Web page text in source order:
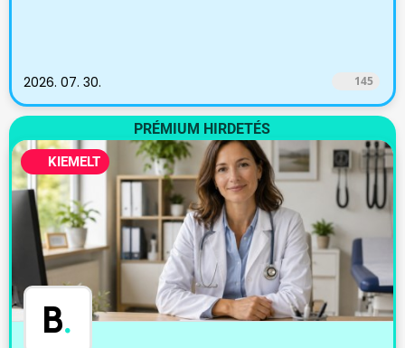
2026. 07. 30. 145
PRÉMIUM HIRDETÉS
KIEMELT
B.